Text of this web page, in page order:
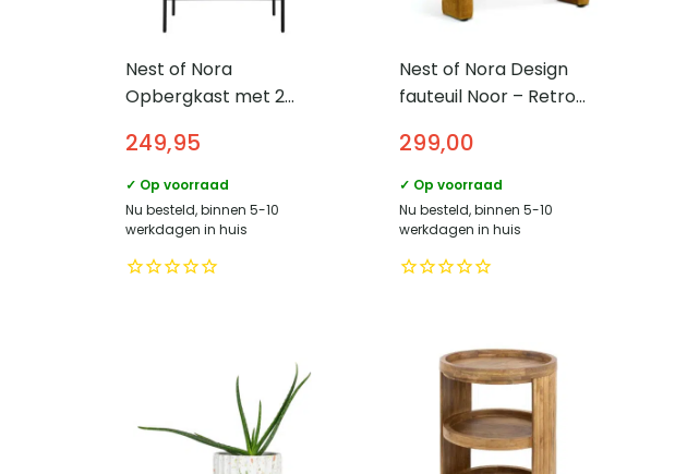
Nest of Nora
Opbergkast met 2
80x40x120 cm – Zwart
249,95
✓ Op voorraad
Nu besteld, binnen 5-10
werkdagen in huis
Nest of Nora Design
fauteuil Noor – Retro
Geel
299,00
✓ Op voorraad
Nu besteld, binnen 5-10
werkdagen in huis